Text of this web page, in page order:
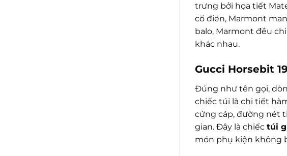
trưng bởi họa tiết
cổ điển, Marmont
balo, Marmont đều
khác nhau.
Gucci Horsebit
Đúng như tên gọi,
chiếc túi là chi tiết
cứng cáp, đường nét
gian. Đây là chiếc túi
món phụ kiện không